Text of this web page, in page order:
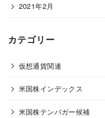
2021年2月
カテゴリー
仮想通貨関連
米国株インデックス
米国株テンバガー候補